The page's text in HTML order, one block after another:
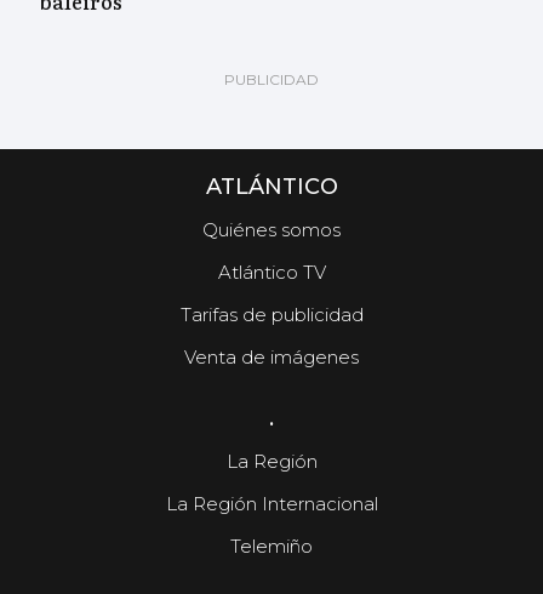
ATLÁNTICO
Quiénes somos
Atlántico TV
Tarifas de publicidad
Venta de imágenes
.
La Región
La Región Internacional
Telemiño